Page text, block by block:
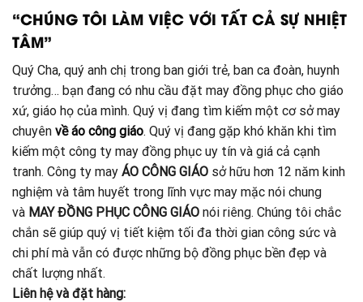
“CHÚNG TÔI LÀM VIỆC VỚI TẤT CẢ SỰ NHIỆT
TÂM”
Quý Cha, quý anh chị trong ban giới trẻ, ban ca đoàn, huynh
trưởng… bạn đang có nhu cầu đặt may đồng phục cho giáo
xứ, giáo họ của mình. Quý vị đang tìm kiếm một cơ sở may
chuyên về áo công giáo. Quý vị đang gặp khó khăn khi tìm
kiếm một công ty may đồng phục uy tín và giá cả cạnh
tranh. Công ty may ÁO CÔNG GIÁO sở hữu hơn 12 năm kinh
nghiệm và tâm huyết trong lĩnh vực may mặc nói chung
và MAY ĐỒNG PHỤC CÔNG GIÁO nói riêng. Chúng tôi chắc
chắn sẽ giúp quý vị tiết kiệm tối đa thời gian công sức và
chi phí mà vẫn có được những bộ đồng phục bền đẹp và
chất lượng nhất.
Liên hệ và đặt hàng: